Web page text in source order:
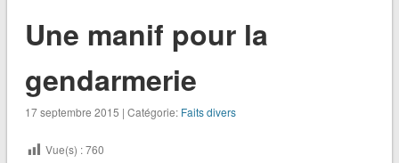
Une manif pour la
gendarmerie
17 septembre 2015 | Catégorie: Faits divers
Vue(s) :760